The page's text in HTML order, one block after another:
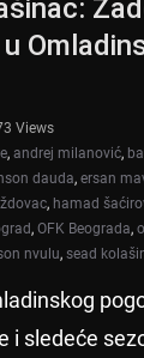
Views
, andrej milanović,
dauda, ersan
, hamad
, OFK Beograda,
nvulu, sead
i sledeće